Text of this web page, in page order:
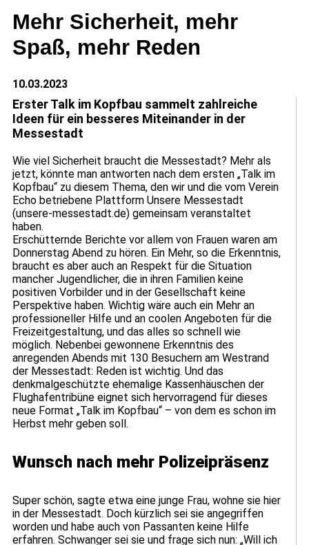
Mehr Sicherheit, mehr
Spaß, mehr Reden
10.03.2023
Erster Talk im Kopfbau sammelt zahlreiche
Ideen für ein besseres Miteinander in der
Messestadt
Wie viel Sicherheit braucht die Messestadt? Mehr als
jetzt, könnte man antworten nach dem ersten „Talk im
Kopfbau“ zu diesem Thema, den wir und die vom Verein
Echo betriebene Plattform Unsere Messestadt
(unsere-messestadt.de) gemeinsam veranstaltet
haben.
Erschütternde Berichte vor allem von Frauen waren am
Donnerstag Abend zu hören. Ein Mehr, so die Erkenntnis,
braucht es aber auch an Respekt für die Situation
mancher Jugendlicher, die in ihren Familien keine
positiven Vorbilder und in der Gesellschaft keine
Perspektive haben. Wichtig wäre auch ein Mehr an
professioneller Hilfe und an coolen Angeboten für die
Freizeitgestaltung, und das alles so schnell wie
möglich. Nebenbei gewonnene Erkenntnis des
anregenden Abends mit 130 Besuchern am Westrand
der Messestadt: Reden ist wichtig. Und das
denkmalgeschützte ehemalige Kassenhäuschen der
Flughafentribüne eignet sich hervorragend für dieses
neue Format „Talk im Kopfbau“ – von dem es schon im
Herbst mehr geben soll.
Wunsch nach mehr Polizeipräsenz
Super schön, sagte etwa eine junge Frau, wohne sie hier
in der Messestadt. Doch kürzlich sei sie angegriffen
worden und habe auch von Passanten keine Hilfe
erfahren. Schwanger sei sie und frage sich nun: „Will ich